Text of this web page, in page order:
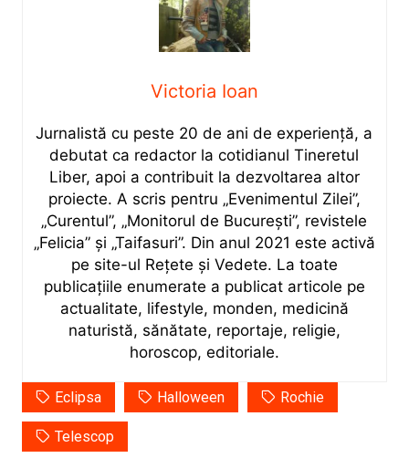
Victoria Ioan
Jurnalistă cu peste 20 de ani de experiență, a
debutat ca redactor la cotidianul Tineretul
Liber, apoi a contribuit la dezvoltarea altor
proiecte. A scris pentru „Evenimentul Zilei”,
„Curentul”, „Monitorul de București”, revistele
„Felicia” și „Taifasuri”. Din anul 2021 este activă
pe site-ul Rețete și Vedete. La toate
publicațiile enumerate a publicat articole pe
actualitate, lifestyle, monden, medicină
naturistă, sănătate, reportaje, religie,
horoscop, editoriale.
Eclipsa Halloween Rochie
Telescop